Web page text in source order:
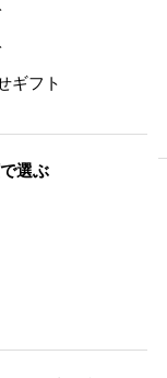
ギフト
選ぶ